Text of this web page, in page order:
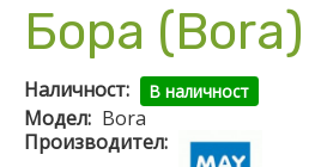
Бора (Bora)
Наличност: В наличност
Модел: Bora
Производител: